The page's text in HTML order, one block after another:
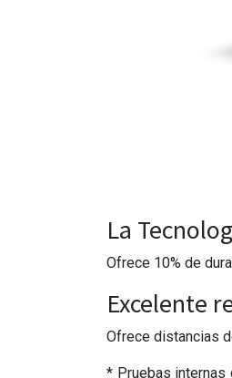
La
Ofrece 10% de
Excelente
Ofrece distancias
* Pruebas internas